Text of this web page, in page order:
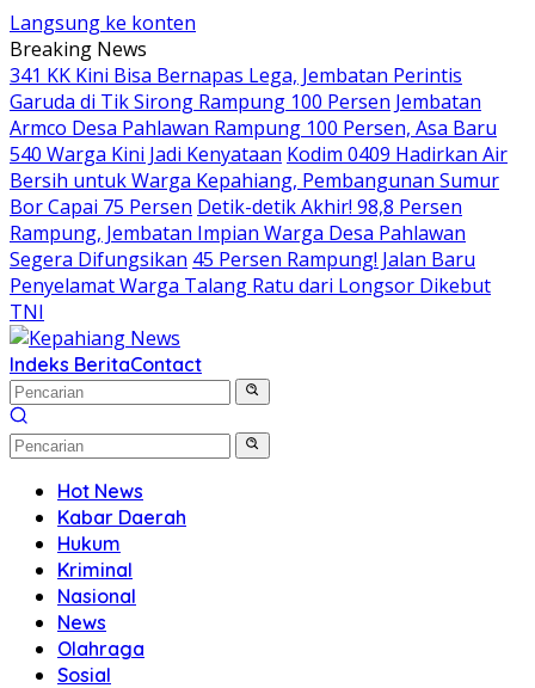
Langsung ke konten
Breaking News
341 KK Kini Bisa Bernapas Lega, Jembatan Perintis
Garuda di Tik Sirong Rampung 100 Persen Jembatan
Armco Desa Pahlawan Rampung 100 Persen, Asa Baru
540 Warga Kini Jadi Kenyataan Kodim 0409 Hadirkan Air
Bersih untuk Warga Kepahiang, Pembangunan Sumur
Bor Capai 75 Persen Detik-detik Akhir! 98,8 Persen
Rampung, Jembatan Impian Warga Desa Pahlawan
Segera Difungsikan 45 Persen Rampung! Jalan Baru
Penyelamat Warga Talang Ratu dari Longsor Dikebut
TNI
Indeks BeritaContact
Hot News
Kabar Daerah
Hukum
Kriminal
Nasional
News
Olahraga
Sosial